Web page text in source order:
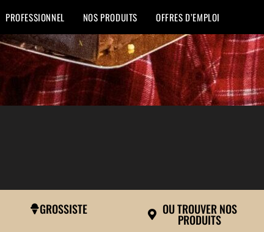
PROFESSIONNEL NOS PRODUITS OFFRES D’EMPLOI
GROSSISTE OU TROUVER NOS
PRODUITS